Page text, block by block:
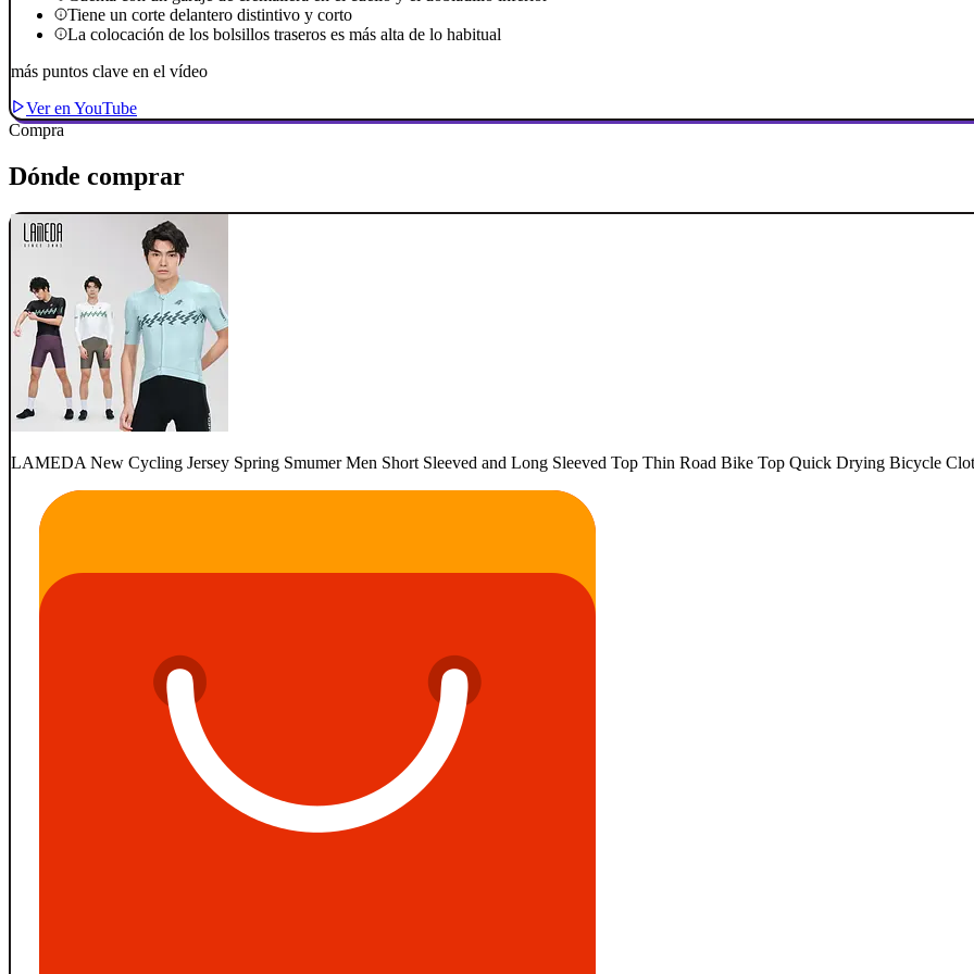
Tiene un corte delantero distintivo y corto
La colocación de los bolsillos traseros es más alta de lo habitual
más puntos clave en el vídeo
Ver en YouTube
Compra
Dónde comprar
LAMEDA New Cycling Jersey Spring Smumer Men Short Sleeved and Long Sleeved Top Thin Road Bike Top Quick Drying Bicycle